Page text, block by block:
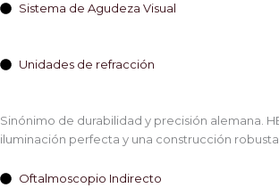
Sistema de Agudeza Visual
Unidades de refracción
Sinónimo de durabilidad y precisión alemana.
iluminación perfecta y una construcción
Oftalmoscopio Indirecto